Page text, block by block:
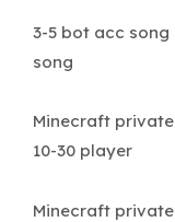
3-5 bot acc song
song
Minecraft private
10-30 player
Minecraft private